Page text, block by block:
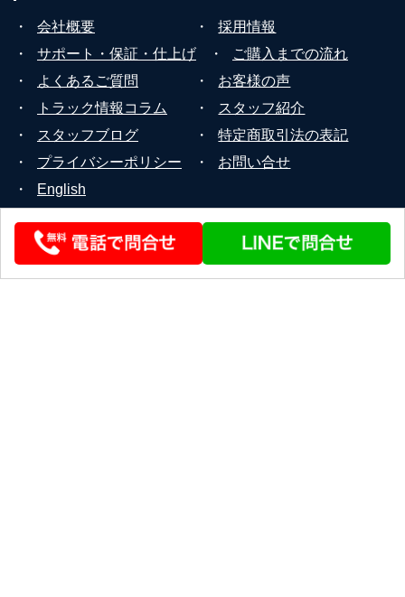
・ 会社概要 ・
採用情報
・
サポート・保証・仕上げ ・
ご購入までの流れ
・
よくあるご質問 ・
お客様の声
・
トラック情報コラム ・
スタッフ紹介
・
スタッフブログ ・
特定商取引法の表記
・
プライバシーポリシー ・
お問い合せ
・
English
© 2026 STEERLINK Co.,Ltd